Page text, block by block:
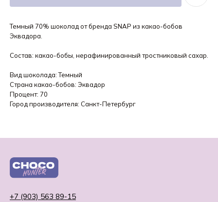
Темный 70% шоколад от бренда SNAP из какао-бобов
Эквадора.
Состав: какао-бобы, нерафинированный тростниковый сахар.
Вид шоколада: Темный
Страна какао-бобов: Эквадор
Процент: 70
Город производителя: Санкт-Петербург
+7 (903) 563 89-15